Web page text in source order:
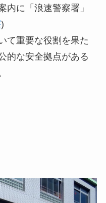
内に「浪速警察署」
)
て重要な役割を果た
的な安全拠点がある